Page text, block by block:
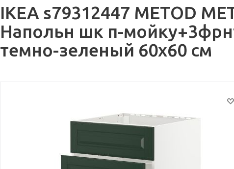
IKEA s79312447 METOD
Напольн шк п-
темно-зеленый 60x60 см